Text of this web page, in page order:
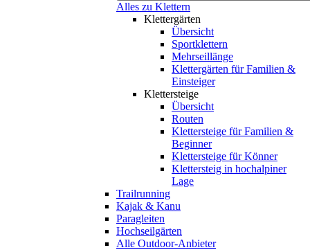
Alles zu Klettern
Klettergärten
Übersicht
Sportklettern
Mehrseillänge
Klettergärten für Familien &
Einsteiger
Klettersteige
Übersicht
Routen
Klettersteige für Familien &
Beginner
Klettersteige für Könner
Klettersteig in hochalpiner
Lage
Trailrunning
Kajak & Kanu
Paragleiten
Hochseilgärten
Alle Outdoor-Anbieter